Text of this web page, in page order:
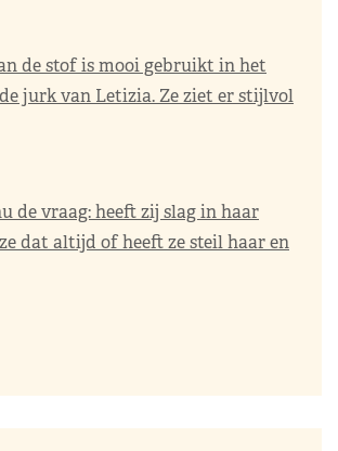
de stof is mooi gebruikt in het
jurk van Letizia. Ze ziet er stijlvol
de vraag: heeft zij slag in haar
dat altijd of heeft ze steil haar en